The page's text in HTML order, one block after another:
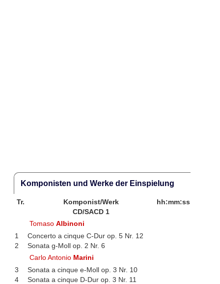
Komponisten und Werke der Einspielung
Tr. Komponist/Werk
hh:mm:ss
CD/SACD 1
TomasoAlbinoni
1
Concerto a cinque C-Dur op. 5 Nr. 12
2
Sonata g-Moll op. 2 Nr. 6
Carlo Antonio Marini
3
Sonata a cinque e-Moll op. 3 Nr. 10
4
Sonata a cinque D-Dur op. 3 Nr. 11